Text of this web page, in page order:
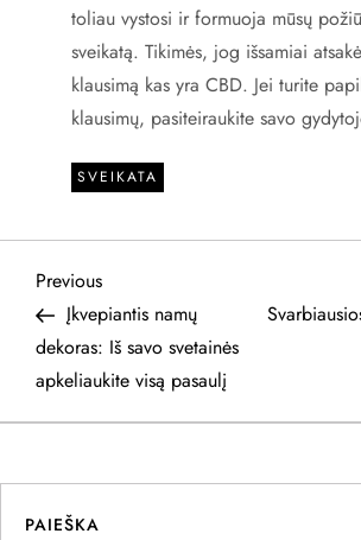
toliau vystosi ir formuoja mūsų
sveikatą. Tikimės, jog išsamiai
klausimą kas yra CBD. Jei turite
klausimų, pasiteiraukite savo
SVEIKATA
N
a
v
g
Previous
Post
Previous
Įkvepiantis namų
dekoras: Iš savo svetainės
apkeliaukite visą pasaulį
PAIEŠKA